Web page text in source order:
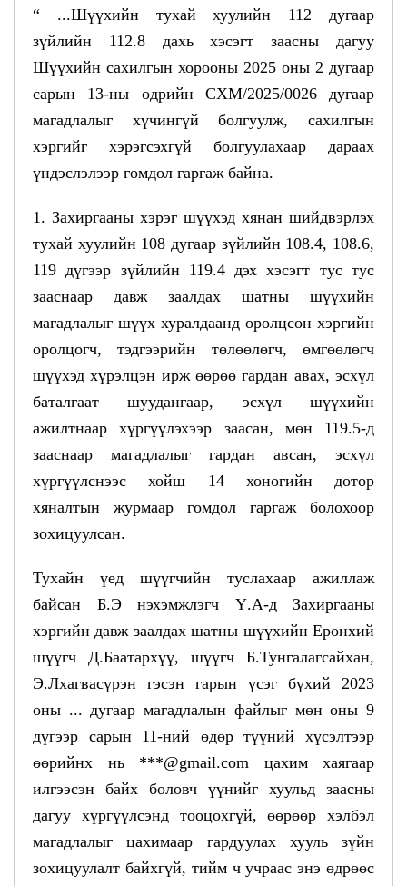
“ ...Шүүхийн тухай хуулийн 112 дугаар
зүйлийн 112.8 дахь хэсэгт заасны дагуу
Шүүхийн сахилгын хорооны 2025 оны 2 дугаар
сарын 13-ны өдрийн СХМ/2025/0026 дугаар
магадлалыг хүчингүй болгуулж, сахилгын
хэргийг хэрэгсэхгүй болгуулахаар дараах
үндэслэлээр гомдол гаргаж байна.
1. Захиргааны хэрэг шүүхэд хянан шийдвэрлэх
тухай хуулийн 108 дугаар зүйлийн 108.4, 108.6,
119 дүгээр зүйлийн 119.4 дэх хэсэгт тус тус
зааснаар давж заалдах шатны шүүхийн
магадлалыг шүүх хуралдаанд оролцсон хэргийн
оролцогч, тэдгээрийн төлөөлөгч, өмгөөлөгч
шүүхэд хүрэлцэн ирж өөрөө гардан авах, эсхүл
баталгаат шуудангаар, эсхүл шүүхийн
ажилтнаар хүргүүлэхээр заасан, мөн 119.5-д
зааснаар магадлалыг гардан авсан, эсхүл
хүргүүлснээс хойш 14 хоногийн дотор
хяналтын журмаар гомдол гаргаж болохоор
зохицуулсан.
Тухайн үед шүүгчийн туслахаар ажиллаж
байсан Б.Э нэхэмжлэгч Ү.А-д Захиргааны
хэргийн давж заалдах шатны шүүхийн Ерөнхий
шүүгч Д.Баатархүү, шүүгч Б.Тунгалагсайхан,
Э.Лхагвасүрэн гэсэн гарын үсэг бүхий 2023
оны ... дугаар магадлалын файлыг мөн оны 9
дүгээр сарын 11-ний өдөр түүний хүсэлтээр
өөрийнх нь ***@gmail.com цахим хаягаар
илгээсэн байх боловч үүнийг хуульд заасны
дагуу хүргүүлсэнд тооцохгүй, өөрөөр хэлбэл
магадлалыг цахимаар гардуулах хууль зүйн
зохицуулалт байхгүй, тийм ч учраас энэ өдрөөс